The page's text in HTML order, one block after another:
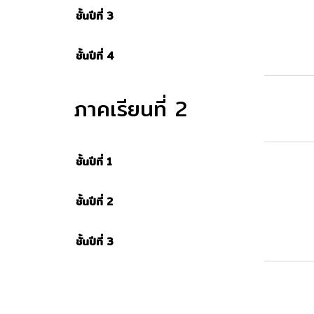
ชั้นปีที่ 3
ชั้นปีที่ 4
ภาคเรียนที่ 2
ชั้นปีที่ 1
ชั้นปีที่ 2
ชั้นปีที่ 3